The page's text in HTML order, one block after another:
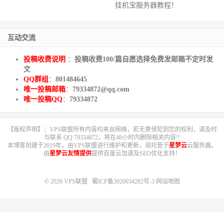
挂机宝服务器教程！
互动交流
投稿收费说明 ： 投稿收费100/篇自愿选择免费发邮箱不定时发
文
QQ群组 ： 801484645
唯一投稿邮箱： 79334872@qq.com
唯一投稿QQ： 79334872
【版权声明】：VPS联盟所有内容均来自网络，若无意侵犯到您的权利，请及时
与联系 QQ 79334872，将在48小时内删除相关内容!!
本博客创建于2019年，由VPS联盟进行维护和更新，现托管于星梦云云服务器。
由星梦云友情提供提供百度云加速及SEO优化支持！
© 2026 VPS联盟 蜀ICP备2020034282号-3 网站地图